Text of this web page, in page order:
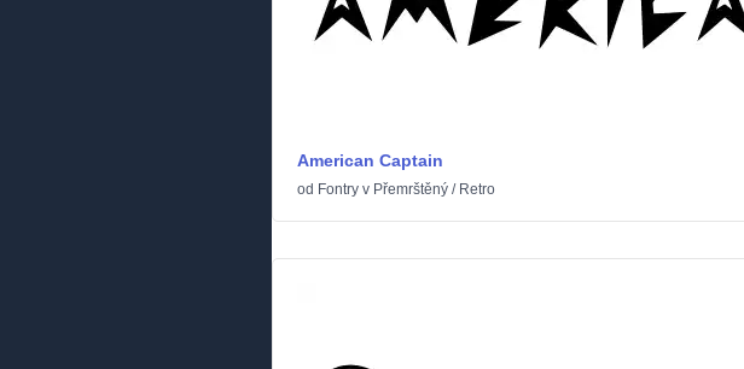
American Captain
od Fontry v Přemrštěný / Retro